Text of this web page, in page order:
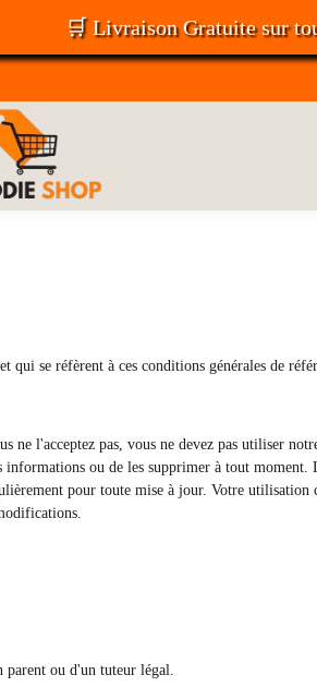
qui se réfèrent à ces conditions générales de
l'acceptez pas, vous ne devez pas utiliser
ou de les supprimer à tout
pour toute mise à jour. Votre utilisation
parent ou d'un tuteur légal.
🛒 Livraison Gratuite sur toutes